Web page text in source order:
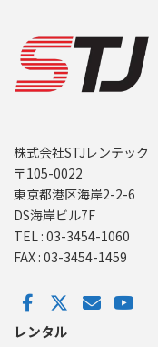
株式会社STJレンテック
〒105-0022
東京都港区海岸2-2-6
DS海岸ビル7F
TEL : 03-3454-1060
FAX : 03-3454-1459
レンタル